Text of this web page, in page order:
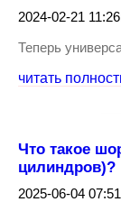
2024-02-21
Теперь
читать
Что такое
цилиндров)?
2025-06-04